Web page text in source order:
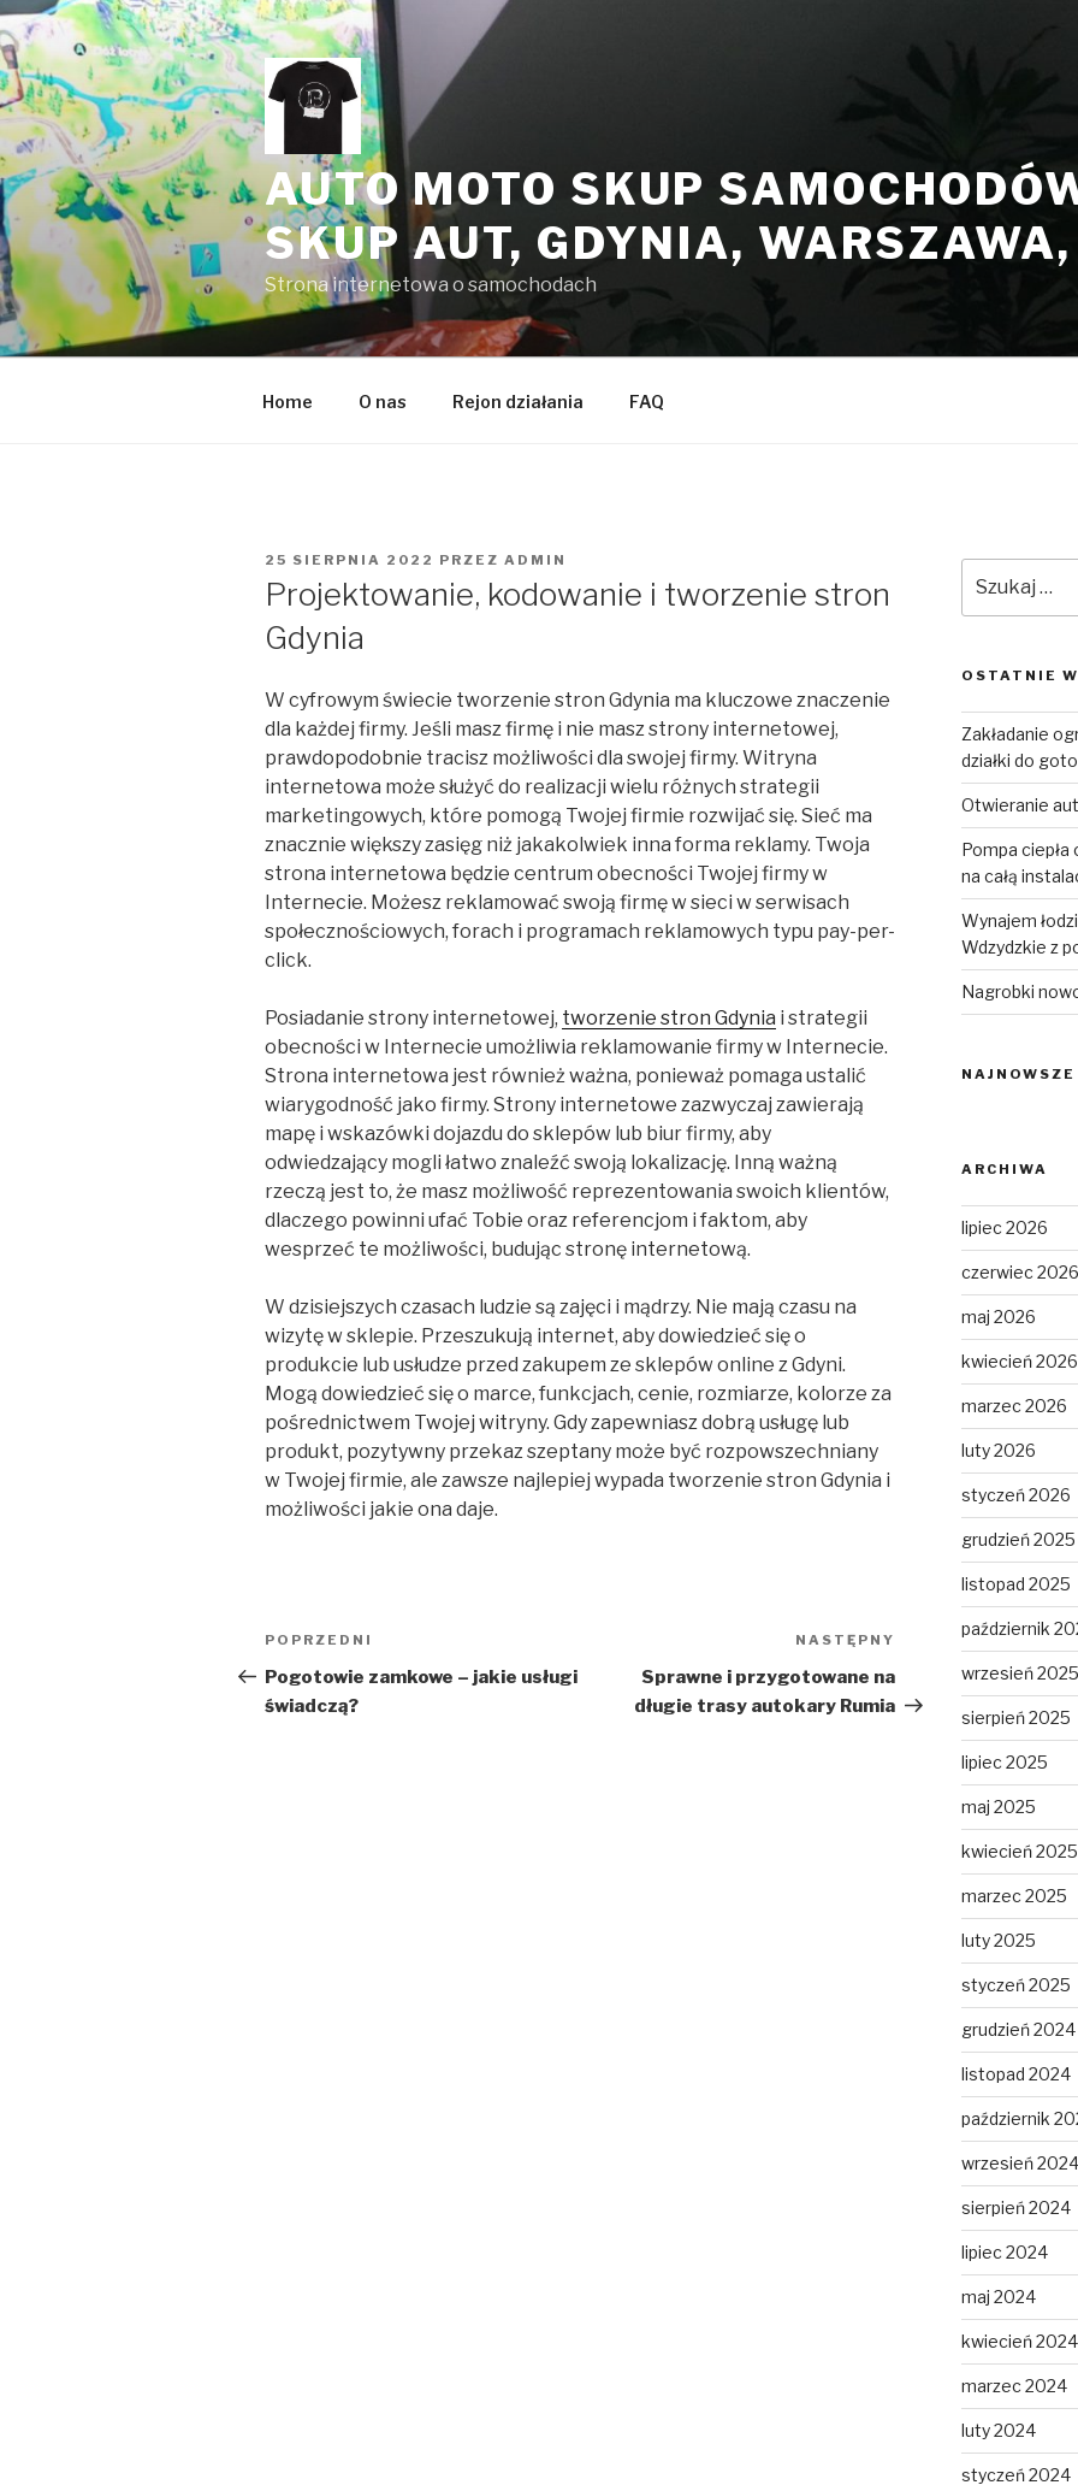
Przeskocz
do
treści
AUTO MOTO SKUP
SKUP AUT, GDYNIA,
Strona internetowa o samochodach
Home O nas Rejon działania FAQ
OPUBLIKOWANE
W
25 SIERPNIA 2022 PRZEZ ADMIN
Projektowanie, kodowanie i tworzenie stron
Gdynia
W cyfrowym świecie tworzenie stron Gdynia ma kluczowe znaczenie
dla każdej firmy. Jeśli masz firmę i nie masz strony internetowej,
prawdopodobnie tracisz możliwości dla swojej firmy. Witryna
internetowa może służyć do realizacji wielu różnych strategii
marketingowych, które pomogą Twojej firmie rozwijać się. Sieć ma
znacznie większy zasięg niż jakakolwiek inna forma reklamy. Twoja
strona internetowa będzie centrum obecności Twojej firmy w
Internecie. Możesz reklamować swoją firmę w sieci w serwisach
społecznościowych, forach i programach reklamowych typu pay-per-
click.
Posiadanie strony internetowej, tworzenie stron Gdynia i strategii
obecności w Internecie umożliwia reklamowanie firmy w Internecie.
Strona internetowa jest również ważna, ponieważ pomaga ustalić
wiarygodność jako firmy. Strony internetowe zazwyczaj zawierają
mapę i wskazówki dojazdu do sklepów lub biur firmy, aby
odwiedzający mogli łatwo znaleźć swoją lokalizację. Inną ważną
rzeczą jest to, że masz możliwość reprezentowania swoich klientów,
dlaczego powinni ufać Tobie oraz referencjom i faktom, aby
wesprzeć te możliwości, budując stronę internetową.
W dzisiejszych czasach ludzie są zajęci i mądrzy. Nie mają czasu na
wizytę w sklepie. Przeszukują internet, aby dowiedzieć się o
produkcie lub usłudze przed zakupem ze sklepów online z Gdyni.
Mogą dowiedzieć się o marce, funkcjach, cenie, rozmiarze, kolorze za
pośrednictwem Twojej witryny. Gdy zapewniasz dobrą usługę lub
produkt, pozytywny przekaz szeptany może być rozpowszechniany
w Twojej firmie, ale zawsze najlepiej wypada tworzenie stron Gdynia i
możliwości jakie ona daje.
Nawigacja
wpisu
Poprzedni
wpis
POPRZEDNI
Pogotowie zamkowe – jakie usługi
świadczą?
Następny
NASTĘPNY
Sprawne i przygotowane na
długie trasy autokary Rumia
OSTATNIE
Zakładanie
działki do
Otwieranie
Pompa ciepła
na całą
Wynajem
Wdzydzkie z
Nagrobki
ARCHIWA
lipiec 2026
czerwiec 2026
maj 2026
kwiecień 2026
marzec 2026
luty 2026
styczeń 2026
grudzień 2025
listopad 2025
październik
wrzesień 2025
sierpień 2025
lipiec 2025
maj 2025
kwiecień 2025
marzec 2025
luty 2025
styczeń 2025
grudzień 2024
listopad 2024
październik
wrzesień 2024
sierpień 2024
lipiec 2024
maj 2024
kwiecień 2024
marzec 2024
luty 2024
styczeń 2024